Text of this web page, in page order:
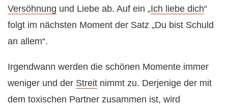
Versöhnung und Liebe ab. Auf ein „Ich liebe dich“
folgt im nächsten Moment der Satz „Du bist Schuld
an allem“.
Irgendwann werden die schönen Momente immer
weniger und der Streit nimmt zu. Derjenige der mit
dem toxischen Partner zusammen ist, wird